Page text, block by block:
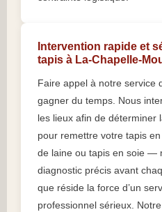
Intervention rapide et
tapis à La-Chapelle-
Faire appel à notre service
gagner du temps. Nous
les lieux afin de déterminer
pour remettre votre tapis
de laine ou tapis en soie —
diagnostic précis avant
que réside la force d’un
professionnel sérieux.